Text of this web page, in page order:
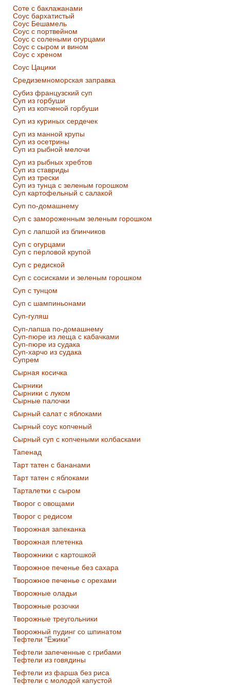
Соте с баклажанами
Соус бархатистый
Соус Бешамель
Соус с портвейном
Соус с солеными огурцами
Соус с сыром и вином
Соус с хреном
Соус Цацики
Средиземноморская заправка
Субиз французский суп
Суп из горбуши
Суп из копченой горбуши
Суп из куриных сердечек
Суп из манной крупы
Суп из осетрины
Суп из рыбной мелочи
Суп из рыбных хребтов
Суп из ставриды
Суп из трески
Суп из тунца с зеленым горошком
Суп картофельный с салакой
Суп по-домашнему
Суп с замороженным зеленым горошком
Суп с лапшой из блинчиков
Суп с огурцами
Суп с перловой крупой
Суп с редиской
Суп с сосисками и зеленым горошком
Суп с тунцом
Суп с шампиньонами
Суп-гуляш
Суп-лапша по-домашнему
Суп-пюре из леща с кабачками
Суп-пюре из судака
Суп-харчо из судака
Супрем
Сырная косичка
Сырники
Сырники с луком
Сырные палочки
Сырный салат с яблоками
Сырный соус копченый
Сырный суп с копчеными колбасками
Тапенад
Тарт татен с бананами
Тарт татен с яблоками
Тарталетки с сыром
Творог с овощами
Творог с редисом
Творожная запеканка
Творожная плетенка
Творожники с картошкой
Творожное печенье без сахара
Творожное печенье с орехами
Творожные оладьи
Творожные розочки
Творожные треугольники
Творожный пудинг со шпинатом
Тефтели "Ёжики"
Тефтели запеченные с грибами
Тефтели из говядины
Тефтели из фарша без риса
Тефтели с молодой капустой